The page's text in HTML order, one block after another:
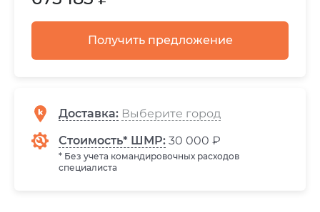
Получить предложение
Доставка:
Стоимость* ШМР: 30 000 ₽
* Без учета командировочных расходов
специалиста